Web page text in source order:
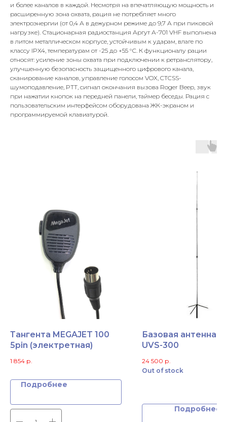
и более каналов в каждой. Несмотря на впечатляющую мощность и
расширенную зона охвата, рация не потребляет много
электроэнергии (от 0,4 А в дежурном режиме до 9,7 А при пиковой
нагрузке). Стационарная радиостанция Аргут А-701 VHF выполнена
в литом металлическом корпусе, устойчивым к ударам, влаге по
классу IPX4, температурам от -25 до +55 °С. К функционалу рации
относят: усиление зоны охвата при подключении к ретранслятору,
улучшенную безопасность защищенного цифрового канала,
сканирование каналов, управление голосом VOX, CTCSS-
шумоподавление, PTT, сигнал окончания вызова Roger Beep, звук
при нажатии кнопок на передней панели, таймер беседы. Рация с
пользовательским интерфейсом оборудована ЖК-экраном и
программируемой клавиатурой.
Тангента MEGAJET 100
5pin (электретная)
1 854 р.
Подробнее
Базовая антенна
UVS-300
24 500 р.
Out of stock
Подробнее